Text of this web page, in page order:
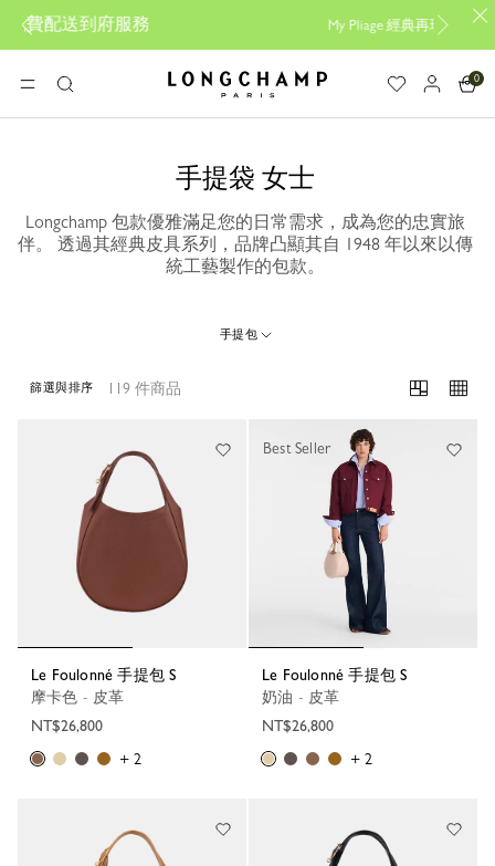
立即創作您的專屬包款
選單
搜
尋
Longchamp - Home
0
手提袋 女士
Longchamp 包款優雅滿足您的日常需求，成為您的忠實旅
伴。 透過其經典皮具系列，品牌凸顯其自 1948 年以來以傳
統工藝製作的包款。
手提包
119 件商品
篩選與排序
Le Foulonné 手提包 S
摩卡色 - 皮革
NT$26,800
+ 2
Le Foulonné 手提包 S
奶油 - 皮革
NT$26,800
+ 2
Best Seller